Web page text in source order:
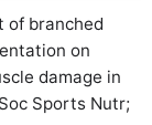
of branched
on
damage in
Sports Nutr;